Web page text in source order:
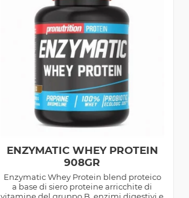
ENZYMATIC WHEY PROTEIN
908GR
Enzymatic Whey Protein blend proteico
a base di siero proteine arricchite di